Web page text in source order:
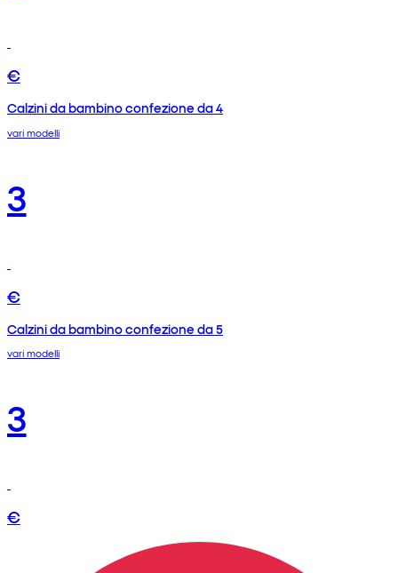
€
Calzini da bambino confezione da 4
vari modelli
3
€
Calzini da bambino confezione da 5
vari modelli
3
€